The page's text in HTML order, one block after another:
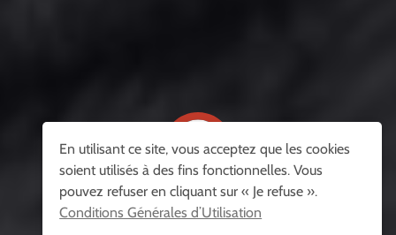
En utilisant ce site, vous acceptez que les cookies
soient utilisés à des fins fonctionnelles. Vous
pouvez refuser en cliquant sur « Je refuse ».
Conditions Générales d’Utilisation
LIRE LA VIDÉO